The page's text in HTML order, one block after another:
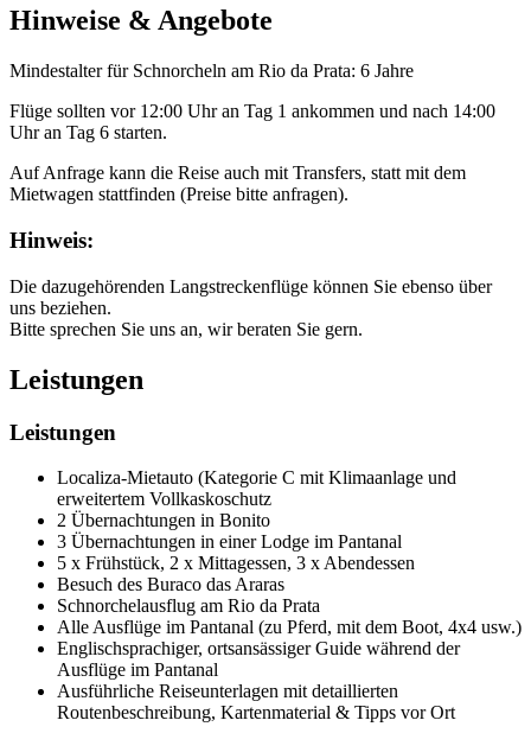
Hinweise & Angebote
Mindestalter für Schnorcheln am Rio da Prata: 6 Jahre
Flüge sollten vor 12:00 Uhr an Tag 1 ankommen und nach 14:00
Uhr an Tag 6 starten.
Auf Anfrage kann die Reise auch mit Transfers, statt mit dem
Mietwagen stattfinden (Preise bitte anfragen).
Hinweis:
Die dazugehörenden Langstreckenflüge können Sie ebenso über
uns beziehen.
Bitte sprechen Sie uns an, wir beraten Sie gern.
Leistungen
Leistungen
Localiza-Mietauto (Kategorie C mit Klimaanlage und
erweitertem Vollkaskoschutz
2 Übernachtungen in Bonito
3 Übernachtungen in einer Lodge im Pantanal
5 x Frühstück, 2 x Mittagessen, 3 x Abendessen
Besuch des Buraco das Araras
Schnorchelausflug am Rio da Prata
Alle Ausflüge im Pantanal (zu Pferd, mit dem Boot, 4x4 usw.)
Englischsprachiger, ortsansässiger Guide während der
Ausflüge im Pantanal
Ausführliche Reiseunterlagen mit detaillierten
Routenbeschreibung, Kartenmaterial & Tipps vor Ort